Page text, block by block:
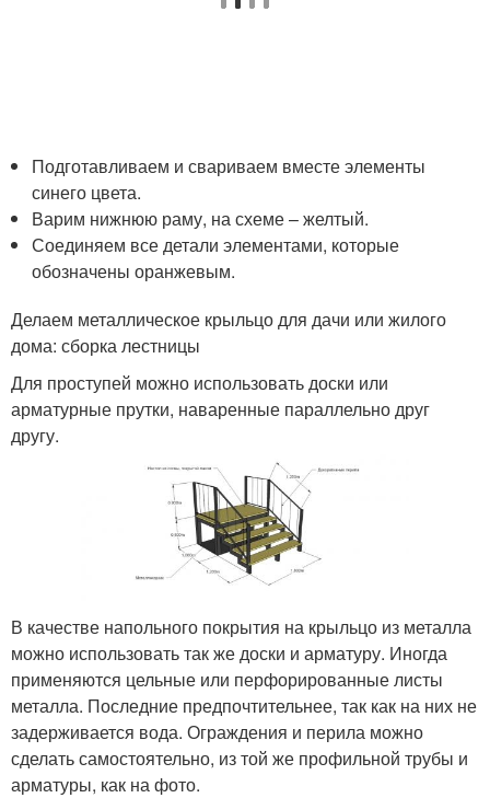
Подготавливаем и свариваем вместе элементы
синего цвета.
Варим нижнюю раму, на схеме – желтый.
Соединяем все детали элементами, которые
обозначены оранжевым.
Делаем металлическое крыльцо для дачи или жилого
дома: сборка лестницы
Для проступей можно использовать доски или
арматурные прутки, наваренные параллельно друг
другу.
В качестве напольного покрытия на крыльцо из металла
можно использовать так же доски и арматуру. Иногда
применяются цельные или перфорированные листы
металла. Последние предпочтительнее, так как на них не
задерживается вода. Ограждения и перила можно
сделать самостоятельно, из той же профильной трубы и
арматуры, как на фото.